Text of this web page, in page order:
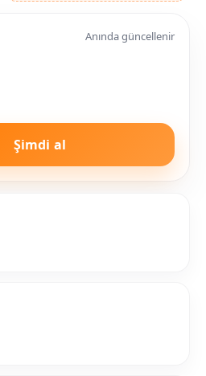
Anında güncellenir
Şimdi al